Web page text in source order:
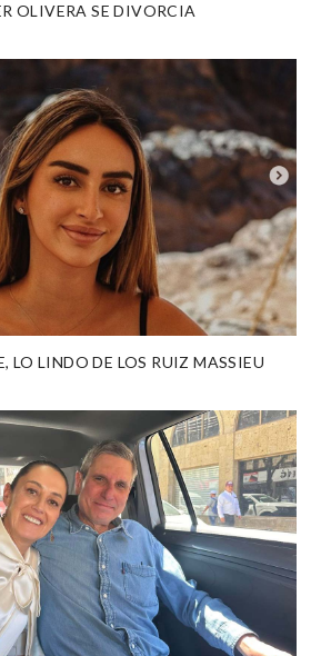
OLIVERA SE DIVORCIA
LO LINDO DE LOS RUIZ MASSIEU